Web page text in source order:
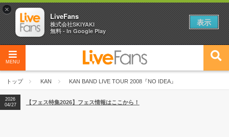
MENU
トップ KAN KAN BAND LIVE TOUR 2008『NO IDEA』
2026
04/27
2026
【ライブ動員ランキング】2026年上半期編発表！
2026
04/27
【フェス特集2026】フェス情報はここから！
×
LiveFans
株式会社SKIYAKI
無料 - In Google Play
表示